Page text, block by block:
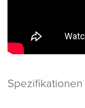
Spezifikationen